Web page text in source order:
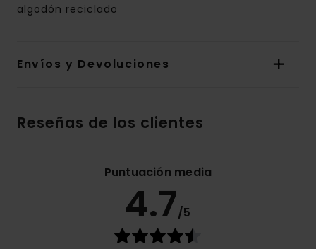
algodón reciclado
Envíos y Devoluciones
Reseñas de los clientes
Puntuación media
4.7/5